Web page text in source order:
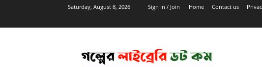
Saturday, August 8, 2026 Sign in / Join Home Contact us